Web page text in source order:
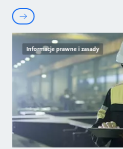
Informacje prawne i zasady